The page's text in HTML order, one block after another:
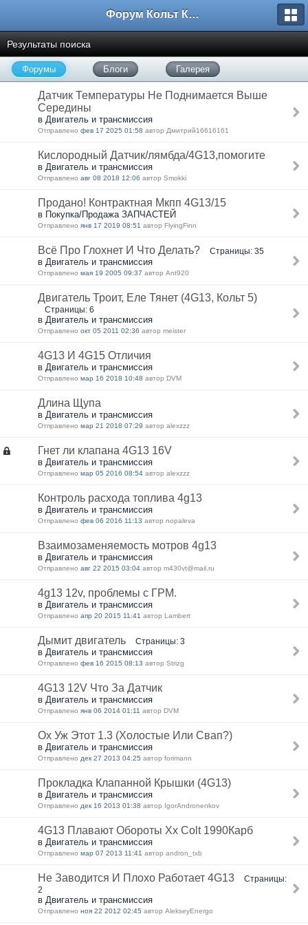
Форум Кольт Клуб
Результаты поиска
Форумы Блоги Галерея
Датчик Температуры Не Поднимается Выше
Середины
в Двигатель и трансмиссия
Отправлено фев 17 2025 01:58 автор Дмитрий16616161
Кислородный Датчик/лямбда/4G13,помогите
в Двигатель и трансмиссия
Отправлено авг 08 2018 12:06 автор Smokki
Продано! Контрактная Мкпп 4G13/15
в Покупка/Продажа ЗАПЧАСТЕЙ
Отправлено янв 17 2019 08:51 автор FlyingFinn
Всё Про Глохнет И Что Делать? Страницы: 35
в Двигатель и трансмиссия
Отправлено мая 19 2005 09:37 автор Ant920
Двигатель Троит, Еле Тянет (4G13, Кольт 5)
Страницы: 6
в Двигатель и трансмиссия
Отправлено окт 05 2011 02:36 автор meister
4G13 И 4G15 Отличия
в Двигатель и трансмиссия
Отправлено мар 16 2018 10:48 автор DVM
Длина Щупа
в Двигатель и трансмиссия
Отправлено мар 21 2018 07:29 автор alexzzz
Гнет ли клапана 4G13 16V
в Двигатель и трансмиссия
Отправлено мар 05 2016 08:54 автор alexzzz
Контроль расхода топлива 4g13
в Двигатель и трансмиссия
Отправлено фев 06 2016 11:13 автор nopaleva
Взаимозаменяемость мотров 4g13
в Двигатель и трансмиссия
Отправлено авг 22 2015 03:04 автор m430vt@mail.ru
4g13 12v, проблемы с ГРМ.
в Двигатель и трансмиссия
Отправлено апр 20 2015 11:41 автор Lambert
Дымит двигатель Страницы: 3
в Двигатель и трансмиссия
Отправлено фев 16 2015 08:13 автор Strizg
4G13 12V Что За Датчик
в Двигатель и трансмиссия
Отправлено янв 06 2014 01:11 автор DVM
Ох Уж Этот 1.3 (Холостые Или Свап?)
в Двигатель и трансмиссия
Отправлено дек 27 2013 04:25 автор forimann
Прокладка Клапанной Крышки (4G13)
в Двигатель и трансмиссия
Отправлено дек 16 2013 01:38 автор IgorAndronenkov
4G13 Плавают Обороты Хх Colt 1990Карб
в Двигатель и трансмиссия
Отправлено мар 07 2013 11:41 автор andron_txb
Не Заводится И Плохо Работает 4G13
Страницы:
2
в Двигатель и трансмиссия
Отправлено ноя 22 2012 02:45 автор AlekseyEnergo